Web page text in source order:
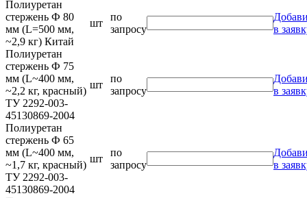
Полиуретан
стержень Ф 80
мм (L=500 мм,
~2,9 кг) Китай
шт
по
запросу
в
Полиуретан
стержень Ф 75
мм (L~400 мм,
~2,2 кг, красный)
ТУ 2292-003-
45130869-2004
шт
по
запросу
в
Полиуретан
стержень Ф 65
мм (L~400 мм,
~1,7 кг, красный)
ТУ 2292-003-
45130869-2004
шт
по
запросу
в